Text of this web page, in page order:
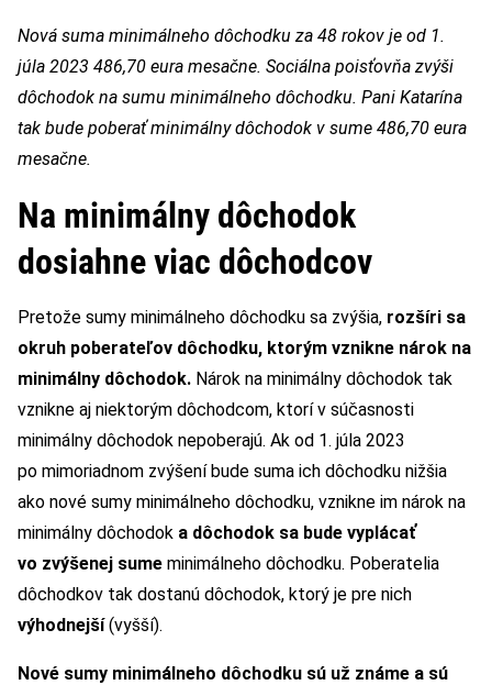
Nová suma minimálneho dôchodku za 48 rokov je od 1.
júla 2023 486,70 eura mesačne. Sociálna poisťovňa zvýši
dôchodok na sumu minimálneho dôchodku. Pani Katarína
tak bude poberať minimálny dôchodok v sume 486,70 eura
mesačne.
Na minimálny dôchodok
dosiahne viac dôchodcov
Pretože sumy minimálneho dôchodku sa zvýšia, rozšíri sa
okruh poberateľov dôchodku, ktorým vznikne nárok na
minimálny dôchodok. Nárok na minimálny dôchodok tak
vznikne aj niektorým dôchodcom, ktorí v súčasnosti
minimálny dôchodok nepoberajú. Ak od 1. júla 2023
po mimoriadnom zvýšení bude suma ich dôchodku nižšia
ako nové sumy minimálneho dôchodku, vznikne im nárok na
minimálny dôchodok a dôchodok sa bude vyplácať
vo zvýšenej sume minimálneho dôchodku. Poberatelia
dôchodkov tak dostanú dôchodok, ktorý je pre nich
výhodnejší(vyšší).
Nové sumy minimálneho dôchodku sú už známe a sú